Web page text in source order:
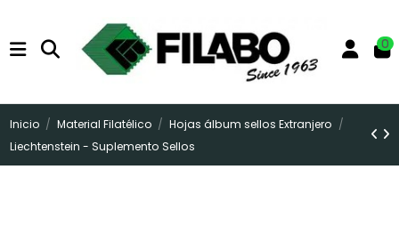
0
Inicio Material Filatélico
Hojas álbum sellos Extranjero
Liechtenstein - Suplemento Sellos